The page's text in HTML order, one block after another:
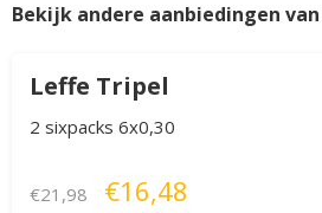
Bekijk andere aanbiedingen
Leffe Tripel
2 sixpacks 6x0,30
€21,98 €16,48